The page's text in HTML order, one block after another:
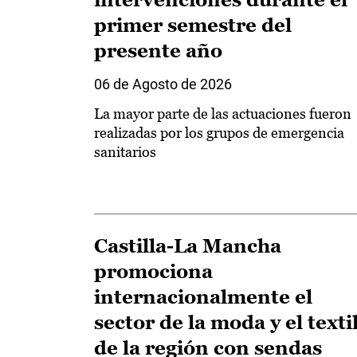
primer semestre del
presente año
06 de Agosto de 2026
La mayor parte de las actuaciones fueron
realizadas por los grupos de emergencia
sanitarios
Castilla-La Mancha
promociona
internacionalmente el
sector de la moda y el
de la región con sendas